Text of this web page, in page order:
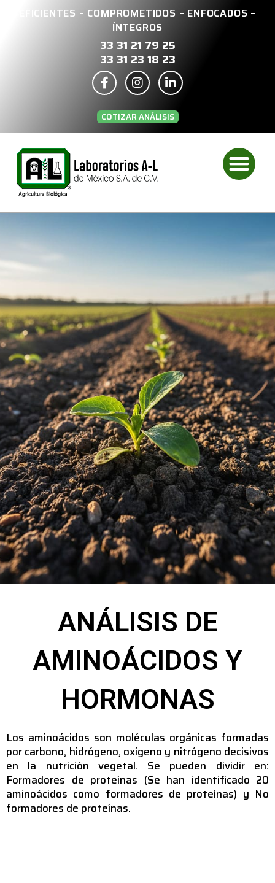
EFICIENTES – COMPROMETIDOS – ENFOCADOS –
ÍNTEGROS
33 31 21 79 25
33 31 23 18 23
COTIZAR ANÁLISIS
ANÁLISIS DE
AMINOÁCIDOS Y
HORMONAS
Los aminoácidos son moléculas orgánicas formadas
por carbono, hidrógeno, oxígeno y nitrógeno decisivos
en la nutrición vegetal. Se pueden dividir en:
Formadores de proteínas (Se han identificado 20
aminoácidos como formadores de proteínas) y No
formadores de proteínas.